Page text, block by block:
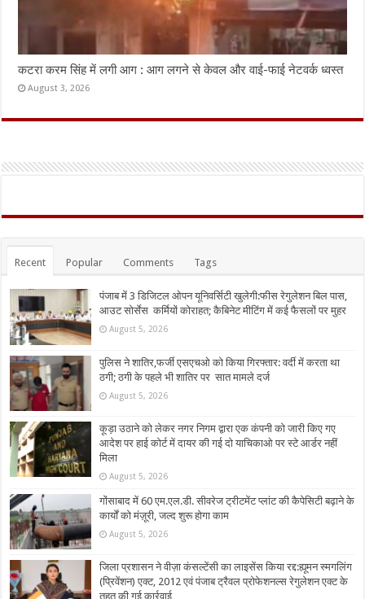
कटरा करम सिंह में लगी आग : आग लगने से केवल और वाई-फाई नेटवर्क ध्वस्त
August 3, 2026
Recent Popular Comments Tags
पंजाब में 3 डिजिटल ओपन यूनिवर्सिटी खुलेगी:फीस रेगुलेशन बिल पास,
आउट सोर्सेस कर्मियों कोराहत; कैबिनेट मीटिंग में कई फैसलों पर मुहर
August 5, 2026
पुलिस ने शातिर,फर्जी एसएचओ को किया गिरफ्तार: वर्दी में करता था
ठगी; ठगी के पहले भी शातिर पर सात मामले दर्ज
August 5, 2026
कूड़ा उठाने को लेकर नगर निगम द्वारा एक कंपनी को जारी किए गए
आदेश पर हाई कोर्ट में दायर की गई दो याचिकाओ पर स्टे आर्डर नहीं
मिला
August 5, 2026
गोंसाबाद में 60 एम.एल.डी. सीवरेज ट्रीटमेंट प्लांट की कैपेसिटी बढ़ाने के
कार्यों को मंज़ूरी, जल्द शुरू होगा काम
August 5, 2026
जिला प्रशासन ने वीज़ा कंसल्टेंसी का लाइसेंस किया रद्द:ह्यूमन स्मगलिंग
(प्रिवेंशन) एक्ट, 2012 एवं पंजाब ट्रैवल प्रोफेशनल्स रेगुलेशन एक्ट के
तहत की गई कार्रवाई